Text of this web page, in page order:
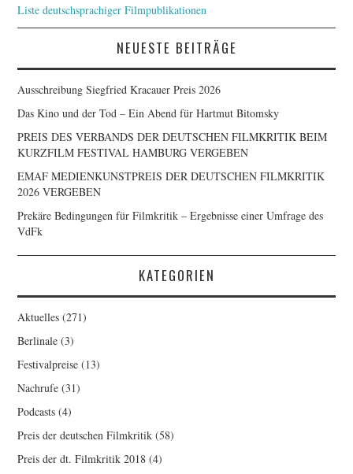
Liste deutschsprachiger Filmpublikationen
NEUESTE BEITRÄGE
Ausschreibung Siegfried Kracauer Preis 2026
Das Kino und der Tod – Ein Abend für Hartmut Bitomsky
PREIS DES VERBANDS DER DEUTSCHEN FILMKRITIK BEIM
KURZFILM FESTIVAL HAMBURG VERGEBEN
EMAF MEDIENKUNSTPREIS DER DEUTSCHEN FILMKRITIK
2026 VERGEBEN
Prekäre Bedingungen für Filmkritik – Ergebnisse einer Umfrage des
VdFk
KATEGORIEN
Aktuelles (271)
Berlinale (3)
Festivalpreise (13)
Nachrufe (31)
Podcasts (4)
Preis der deutschen Filmkritik (58)
Preis der dt. Filmkritik 2018 (4)